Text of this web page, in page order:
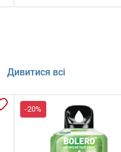
Дивитися всі
-20%